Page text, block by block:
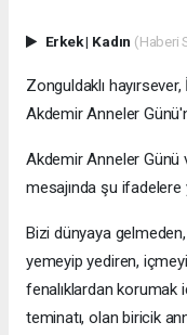
Erkek| Kadın (Haberi
Zonguldaklı hayırsever,
Akdemir Anneler
Akdemir Anneler Günü
mesajında şu ifadelere
Bizi dünyaya
yemeyip yediren,
fenalıklardan korumak
teminatı, olan biricik